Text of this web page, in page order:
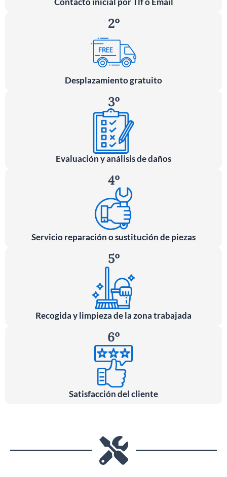
2º
Desplazamiento gratuito
3º
Evaluación y análisis de daños
4º
Servicio reparación o sustitución de piezas
5º
Recogida y limpieza de la zona trabajada
6º
Satisfacción del cliente